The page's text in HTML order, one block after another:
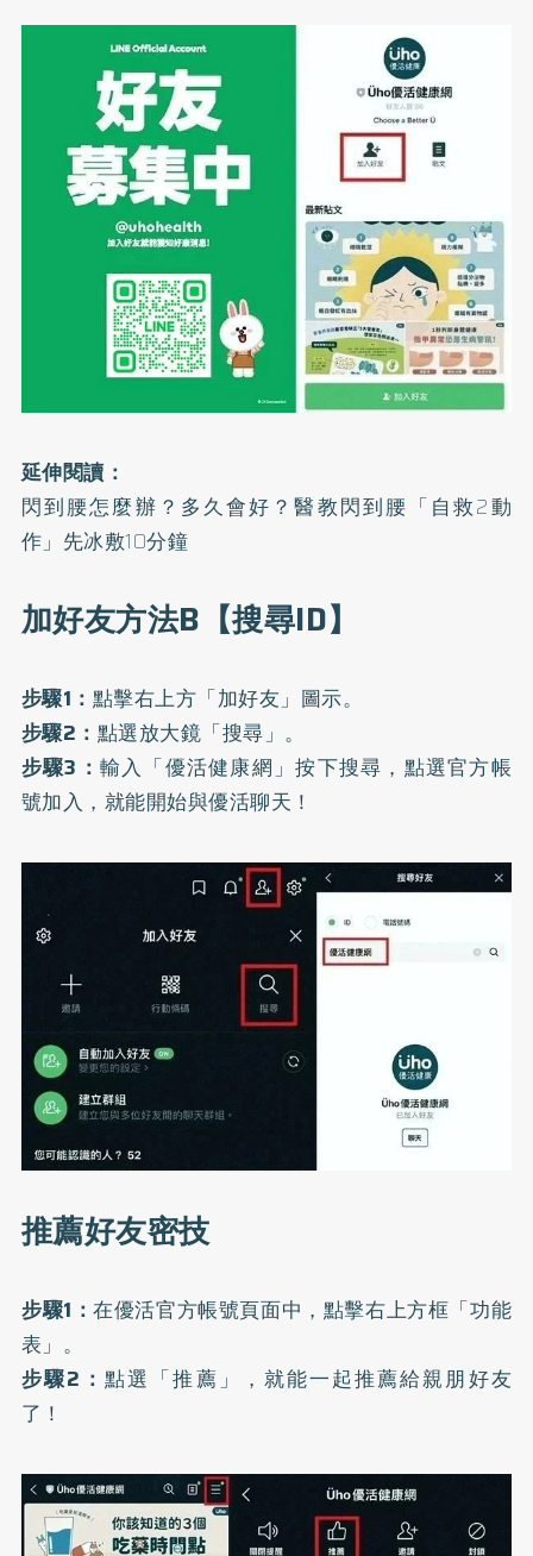
延伸閱讀：
閃到腰怎麼辦？多久會好？醫教閃到腰「自救2動
作」先冰敷10分鐘
加好友方法B【搜尋ID】
步驟1： 點擊右上方「加好友」圖示。
步驟2： 點選放大鏡「搜尋」。
步驟3： 輸入「優活健康網」按下搜尋，點選官方帳
號加入，就能開始與優活聊天！
推薦好友密技
步驟1：在優活官方帳號頁面中，點擊右上方框「功能
表」。
步驟2：點選「推薦」，就能一起推薦給親朋好友
了！